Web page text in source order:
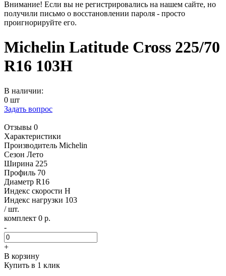
Внимание! Если вы не регистрировались на нашем сайте, но
получили письмо о восстановлении пароля - просто
проигнорируйте его.
Michelin Latitude Cross 225/70
R16 103H
В наличии:
0 шт
Задать вопрос
Отзывы 0
Характеристики
Производитель Michelin
Сезон Лето
Ширина 225
Профиль 70
Диаметр R16
Индекс скорости H
Индекс нагрузки 103
/ шт.
комплект 0 р.
-
+
В корзину
Купить в 1 клик